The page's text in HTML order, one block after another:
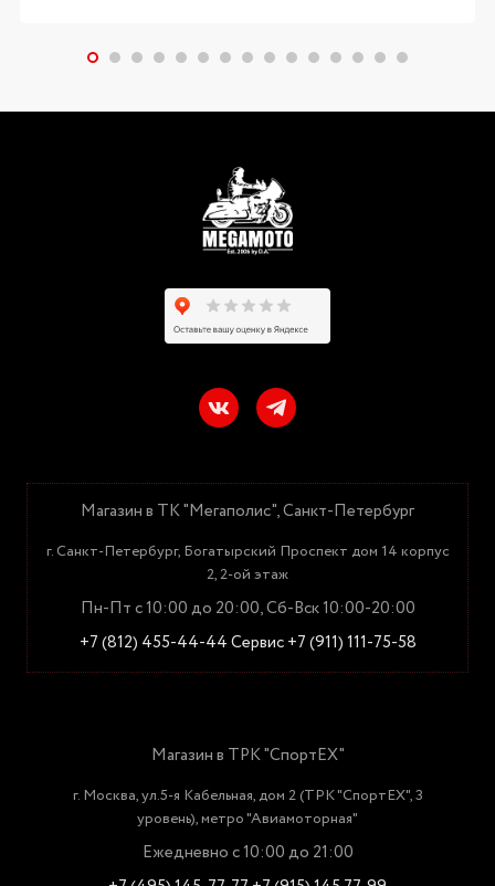
Магазин в ТК "Мегаполис", Санкт-Петербург
г. Санкт-Петербург, Богатырский Проспект дом 14 корпус
2, 2-ой этаж
Пн-Пт с 10:00 до 20:00, Сб-Вск 10:00-20:00
+7 (812) 455-44-44Сервис +7 (911) 111-75-58
Магазин в ТРК "СпортЕХ"
г. Москва, ул.5-я Кабельная, дом 2 (ТРК "СпортЕХ", 3
уровень), метро "Авиамоторная"
Ежедневно с 10:00 до 21:00